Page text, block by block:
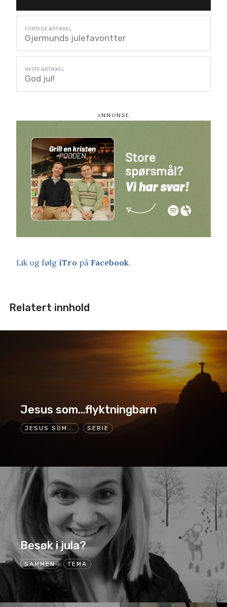
Gjermunds julefavoritter
God jul!
Lik og følg iTro på Facebook.
Relatert innhold
JESUS SOM... SERIE
Jesus som…flyktningbarn
SAMMEN TEMA
Besøk i jula?